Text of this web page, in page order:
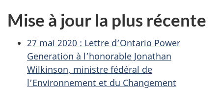
Mise à jour la plus récente
27 mai 2020 : Lettre d’Ontario Power
Generation à l’honorable Jonathan
Wilkinson, ministre fédéral de
l’Environnement et du Changement